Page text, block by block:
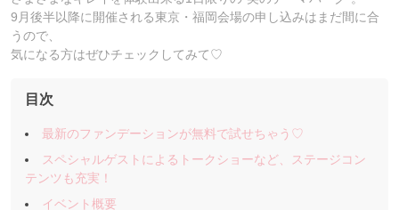
9月後半以降に開催される東京・福岡会場の申し込みはまだ間に合
うので、
気になる方はぜひチェックしてみて♡
目次
最新のファンデーションが無料で試せちゃう♡
スペシャルゲストによるトークショーなど、ステージコン
テンツも充実！
イベント概要